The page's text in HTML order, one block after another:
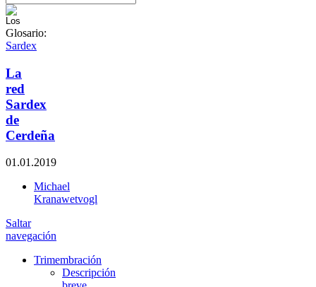
Glosario:
Sardex
La
red
Sardex
de
Cerdeña
01.01.2019
Michael
Kranawetvogl
Saltar
navegación
Trimembración
Descripción